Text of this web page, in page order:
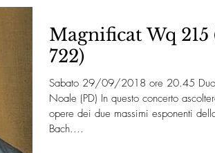
Magnificat Wq 215
722)
Sabato 29/09/2018 ore 20.45
Noale (PD) In questo concerto
opere dei due massimi esponenti
Bach....